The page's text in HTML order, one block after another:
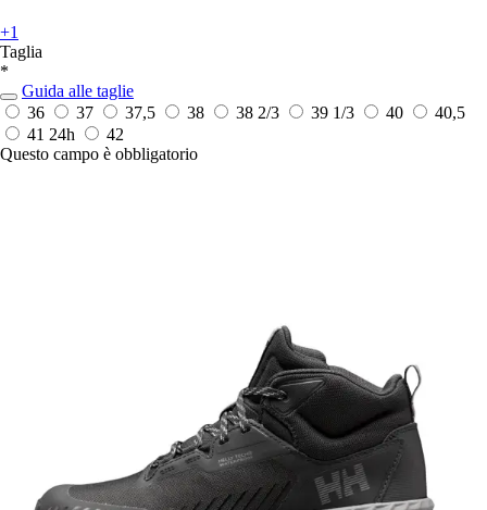
+1
Taglia
*
Guida alle taglie
36
37 37,5 38 38 2/3 39 1/3 40
40,5
41 24h
42
Questo campo è obbligatorio